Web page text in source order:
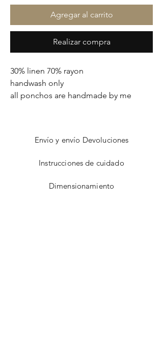
Agregar al carrito
Realizar compra
30% linen 70% rayon
handwash only
all ponchos are handmade by me
Envío y envío Devoluciones
Instrucciones de cuidado
Dimensionamiento